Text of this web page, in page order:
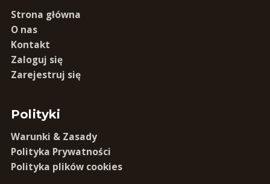
Strona główna
O nas
Kontakt
Zaloguj się
Zarejestruj się
Polityki
Warunki & Zasady
Polityka Prywatności
Polityka plików cookies